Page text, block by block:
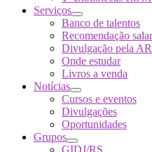
Serviços
Banco de talentos
Recomendação
Divulgação pela
Onde estudar
Livros a venda
Notícias
Cursos e eventos
Divulgações
Oportunidades
Grupos